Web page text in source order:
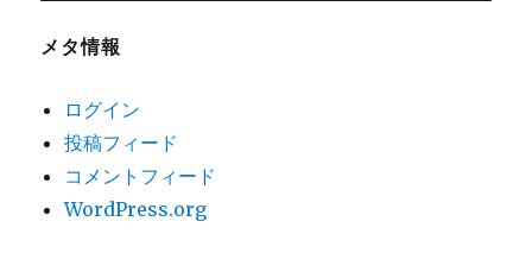
メタ情報
ログイン
投稿フィード
コメントフィード
WordPress.org